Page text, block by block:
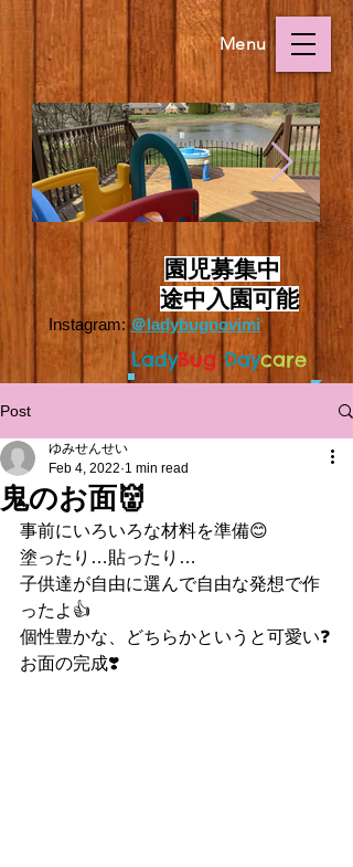
Outside.HEIC
​
園児募集中
途中入園可能
Instagram: ＠ladybugnovimi
LadyBug Daycare
Menu
Post
鬼のお面👹
ゆみせんせい
Feb 4, 2022 1 min read
事前にいろいろな材料を準備😊
塗ったり…貼ったり…
子供達が自由に選んで自由な発想で作
ったよ👍
個性豊かな、どちらかというと可愛い❓
お面の完成❣️